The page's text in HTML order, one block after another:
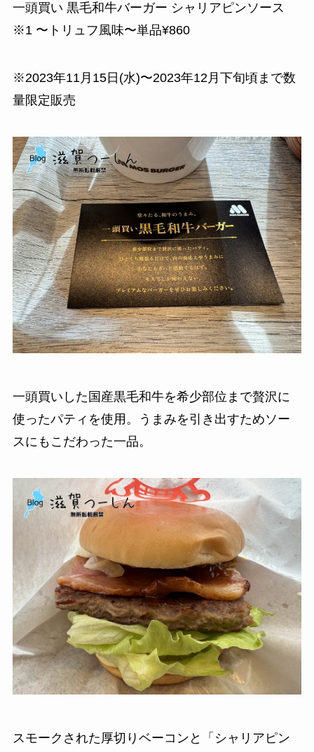
一頭買い 黒毛和牛バーガー シャリアピンソース
※1 〜トリュフ風味〜単品¥860
※2023年11月15日(水)〜2023年12月下旬頃まで数
量限定販売
一頭買いした国産黒毛和牛を希少部位まで贅沢に
使ったパティを使用。うまみを引き出すためソー
スにもこだわった一品。
スモークされた厚切りベーコンと「シャリアピン